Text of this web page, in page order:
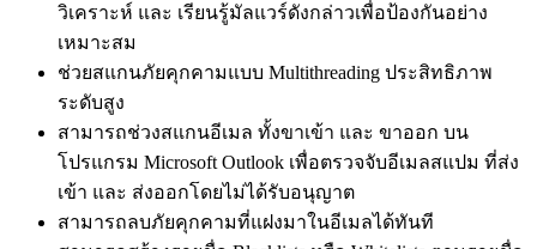
วิเคราะห์ และ เรียนรู้มัลแวร์ดังกล่าวเพื่อป้องกันอย่าง
เหมาะสม
ช่วยสแกนภัยคุกคามแบบ Multithreading ประสิทธิภาพ
ระดับสูง
สามารถช่วงสแกนอีเมล ทั้งขาเข้า และ ขาออก บน
โปรแกรม Microsoft Outlook เพื่อตรวจจับอีเมลสแปม ที่ส่ง
เข้า และ ส่งออกโดยไม่ได้รับอนุญาต
สามารถลบภัยคุกคามที่แฝงมาในอีเมลได้ทันที